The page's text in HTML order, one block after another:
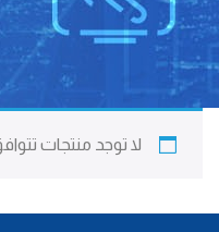
لا توجد منتجات